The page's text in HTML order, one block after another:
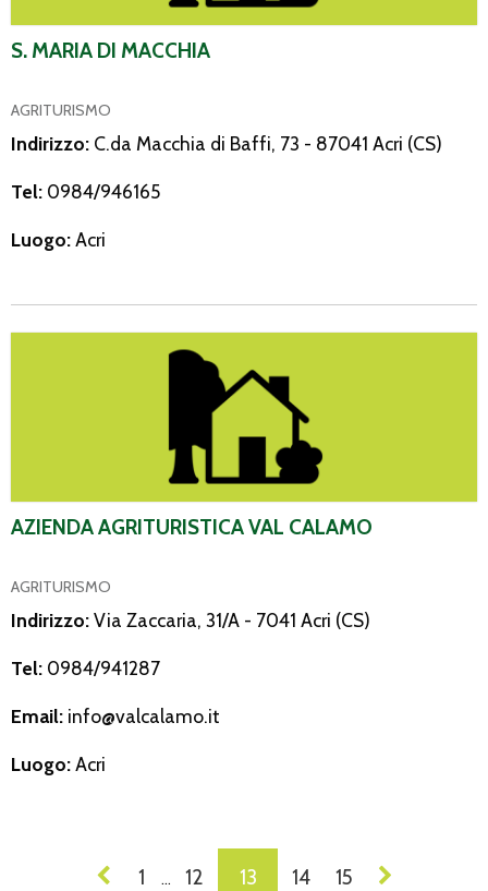
S. MARIA DI MACCHIA
AGRITURISMO
Indirizzo: C.da Macchia di Baffi, 73 - 87041 Acri (CS)
Tel: 0984/946165
Luogo:Acri
Azienda Agrituristica Val Calamo
AZIENDA AGRITURISTICA VAL CALAMO
AGRITURISMO
Indirizzo:Via Zaccaria, 31/A - 7041 Acri (CS)
Tel: 0984/941287
Email: info@valcalamo.it
Luogo:Acri
NAVIGAZIONE
1 … 12 13 14 15